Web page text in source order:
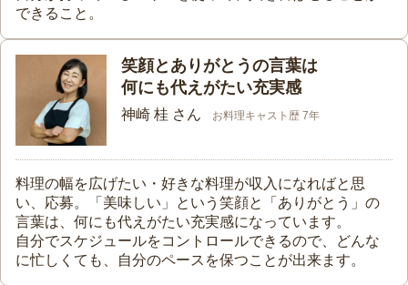
できること。
笑顔とありがとうの言葉は
何にも代えがたい充実感
神崎 桂 さん お料理キャスト歴 7年
料理の幅を広げたい・好きな料理が収入になればと思
い、応募。「美味しい」という笑顔と「ありがとう」の
言葉は、何にも代えがたい充実感になっています。
自分でスケジュールをコントロールできるので、どんな
に忙しくても、自分のペースを保つことが出来ます。